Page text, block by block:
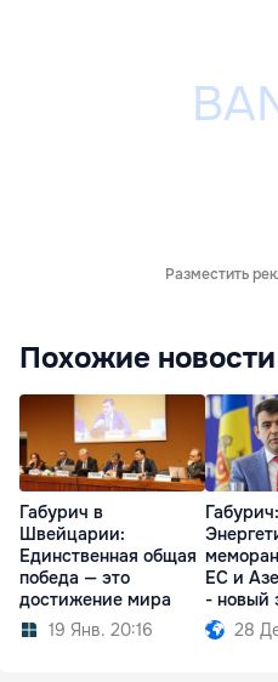
Разместить
Похожие новости
Габурич в
Швейцарии:
Единственная общая
победа — это
достижение мира
19 Янв. 20:16
Габурич:
ЕС и
- новый
28